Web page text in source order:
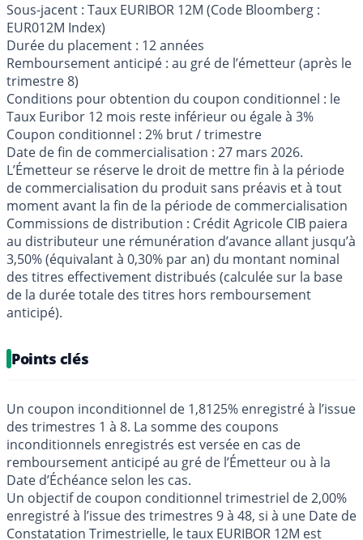
Sous-jacent : Taux EURIBOR 12M (Code Bloomberg :
EUR012M Index)
Durée du placement : 12 années
Remboursement anticipé : au gré de l’émetteur (après le
trimestre 8)
Conditions pour obtention du coupon conditionnel : le
Taux Euribor 12 mois reste inférieur ou égale à 3%
Coupon conditionnel : 2% brut / trimestre
Date de fin de commercialisation : 27 mars 2026.
L’Émetteur se réserve le droit de mettre fin à la période
de commercialisation du produit sans préavis et à tout
moment avant la fin de la période de commercialisation
Commissions de distribution : Crédit Agricole CIB paiera
au distributeur une rémunération d’avance allant jusqu’à
3,50% (équivalant à 0,30% par an) du montant nominal
des titres effectivement distribués (calculée sur la base
de la durée totale des titres hors remboursement
anticipé).
Points clés
Un coupon inconditionnel de 1,8125% enregistré à l’issue
des trimestres 1 à 8. La somme des coupons
inconditionnels enregistrés est versée en cas de
remboursement anticipé au gré de l’Émetteur ou à la
Date d’Échéance selon les cas.
Un objectif de coupon conditionnel trimestriel de 2,00%
enregistré à l’issue des trimestres 9 à 48, si à une Date de
Constatation Trimestrielle, le taux EURIBOR 12M est